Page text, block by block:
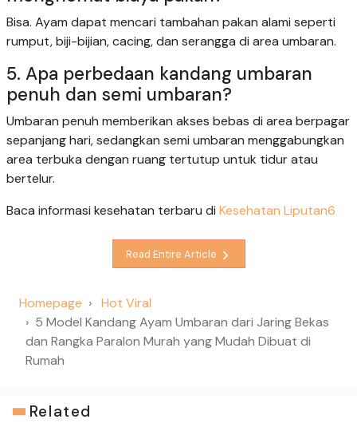
Bisa. Ayam dapat mencari tambahan pakan alami seperti
rumput, biji-bijian, cacing, dan serangga di area umbaran.
5. Apa perbedaan kandang umbaran
penuh dan semi umbaran?
Umbaran penuh memberikan akses bebas di area berpagar
sepanjang hari, sedangkan semi umbaran menggabungkan
area terbuka dengan ruang tertutup untuk tidur atau
bertelur.
Baca informasi kesehatan terbaru di Kesehatan Liputan6
Read Entire Article
Homepage
Hot Viral
5 Model Kandang Ayam Umbaran dari Jaring Bekas
dan Rangka Paralon Murah yang Mudah Dibuat di
Rumah
Related